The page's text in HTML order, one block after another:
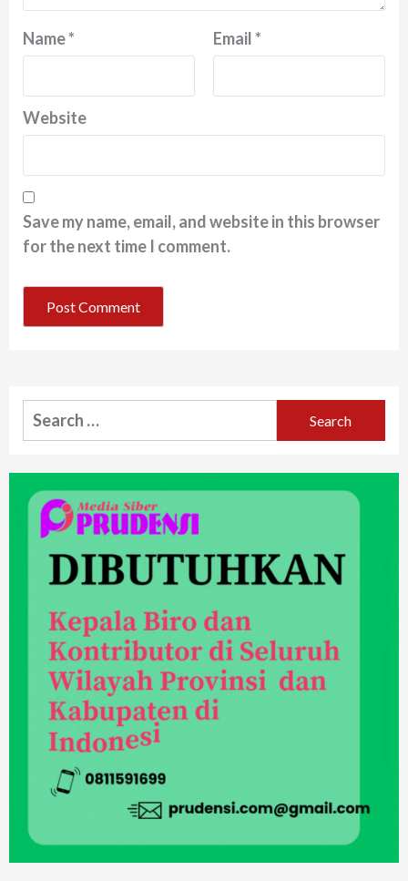
Name* Email*
Website
Save my name, email, and website in this browser
for the next time I comment.